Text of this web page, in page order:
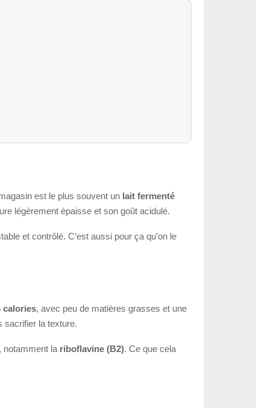
est le plus souvent un lait fermenté
légèrement épaisse et son goût acidulé.
et contrôlé. C’est aussi pour ça qu’on le
calories, avec peu de matières grasses et une
sacrifier la texture.
notamment la riboflavine (B2). Ce que cela